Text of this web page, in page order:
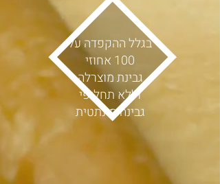
בגלל ההקפדה על
100 אחוזי
גבינת מוצרלה
וללא תחליפי
גבינה סינתטית